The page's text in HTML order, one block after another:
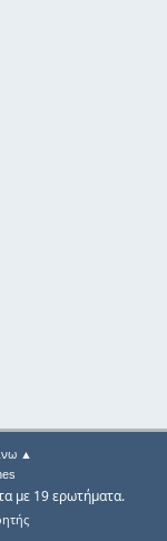
▲
με 19 ερωτήματα.